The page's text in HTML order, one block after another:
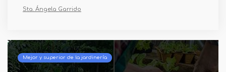
Sta. Ángela Garrido
Mejor y superior de la jardinería